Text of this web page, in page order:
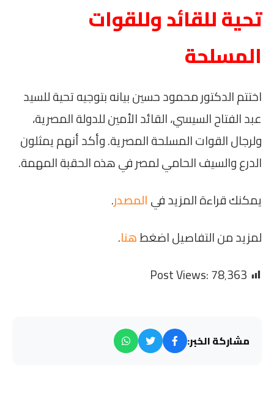
تحية للقائد وللقوات
المسلحة
اختتم الدكتور محمود حسين بيانه بتوجيه تحية للسيد
عبد الفتاح السيسي، القائد الأمين للدولة المصرية،
ولرجال القوات المسلحة المصرية. وأكد أنهم يمثلون
الدرع والسيف الحامي لمصر في هذه الحقبة المهمة.
يمكنك قراءة المزيد فيالمصدر.
لمزيد من التفاصيل اضغطهنا.
Post Views:78٬363
مشاركة الخبر: